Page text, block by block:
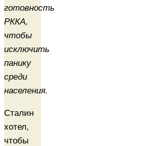
готовность
РККА,
чтобы
исключить
панику
среди
населения.
Сталин
хотел,
чтобы